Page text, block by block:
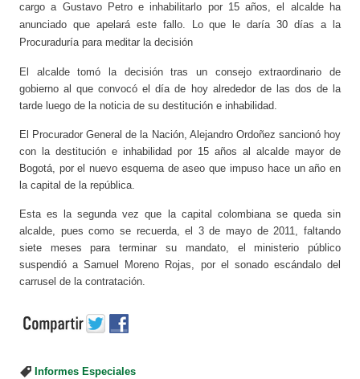
cargo a Gustavo Petro e inhabilitarlo por 15 años, el alcalde ha
anunciado que apelará este fallo. Lo que le daría 30 días a la
Procuraduría para meditar la decisión
El alcalde tomó la decisión tras un consejo extraordinario de
gobierno al que convocó el día de hoy alrededor de las dos de la
tarde luego de la noticia de su destitución e inhabilidad.
El Procurador General de la Nación, Alejandro Ordoñez sancionó hoy
con la destitución e inhabilidad por 15 años al alcalde mayor de
Bogotá, por el nuevo esquema de aseo que impuso hace un año en
la capital de la república.
Esta es la segunda vez que la capital colombiana se queda sin
alcalde, pues como se recuerda, el 3 de mayo de 2011, faltando
siete meses para terminar su mandato, el ministerio público
suspendió a Samuel Moreno Rojas, por el sonado escándalo del
carrusel de la contratación.
Informes Especiales